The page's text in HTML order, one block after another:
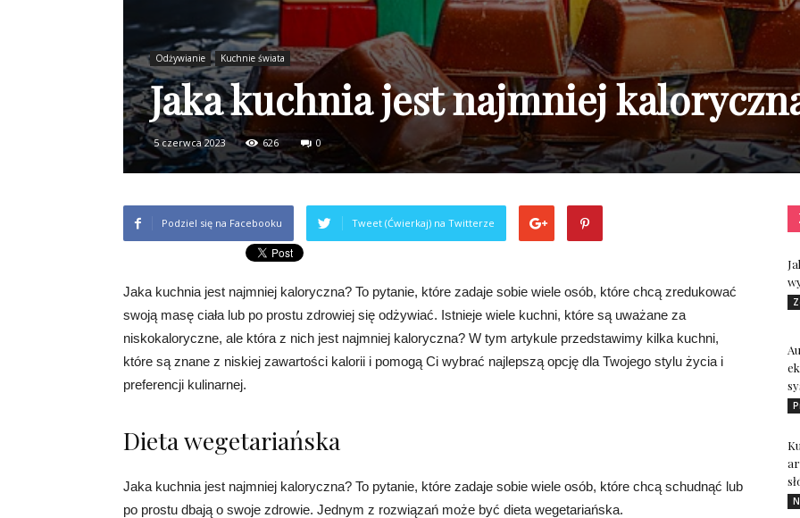
Odżywianie Kuchnie świata
Jaka kuchnia jest najmniej
5 czerwca 2023 626 0
Podziel się na Facebooku Tweet (Ćwierkaj) na Twitterze
Jaka kuchnia jest najmniej kaloryczna? To pytanie, które zadaje sobie wiele osób, które chcą zredukować
swoją masę ciała lub po prostu zdrowiej się odżywiać. Istnieje wiele kuchni, które są uważane za
niskokaloryczne, ale która z nich jest najmniej kaloryczna? W tym artykule przedstawimy kilka kuchni,
które są znane z niskiej zawartości kalorii i pomogą Ci wybrać najlepszą opcję dla Twojego stylu życia i
preferencji kulinarnej.
Dieta wegetariańska
Jaka kuchnia jest najmniej kaloryczna? To pytanie, które zadaje sobie wiele osób, które chcą schudnąć lub
po prostu dbają o swoje zdrowie. Jednym z rozwiązań może być dieta wegetariańska.